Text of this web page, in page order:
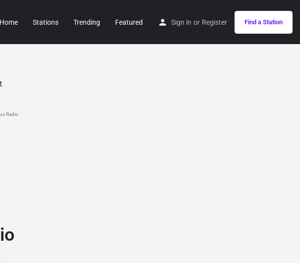
Home Stations Trending Featured Sign in or Register Find a Station
Radio